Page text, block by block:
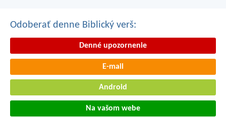
Odoberať denne Biblický verš:
Denné upozornenie
E-mail
Android
Na vašom webe